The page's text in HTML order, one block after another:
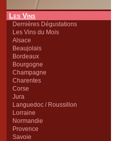
Les Vins
Dernières Dégustations
Les Vins du Mois
Alsace
Beaujolais
Bordeaux
Bourgogne
Champagne
Charentes
Corse
Jura
Languedoc / Roussillon
Lorraine
Normandie
Provence
Savoie